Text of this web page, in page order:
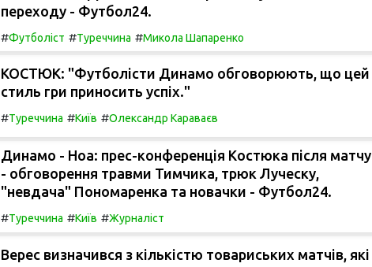
переходу - Футбол24.
#Футболіст #Туреччина #Микола Шапаренко
КОСТЮК: "Футболісти Динамо обговорюють, що цей
стиль гри приносить успіх."
#Туреччина #Київ #Олександр Караваєв
Динамо - Ноа: прес-конференція Костюка після матчу
- обговорення травми Тимчика, трюк Луческу,
"невдача" Пономаренка та новачки - Футбол24.
#Туреччина #Київ #Журналіст
Верес визначився з кількістю товариських матчів, які